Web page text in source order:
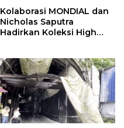
Kolaborasi MONDIAL dan
Nicholas Saputra
Hadirkan Koleksi High